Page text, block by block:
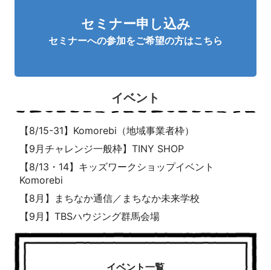
セミナー申し込み
セミナーへの参加をご希望の方はこちら
イベント
【8/15-31】Komorebi（地域事業者枠）
【9月チャレンジ一般枠】TINY SHOP
【8/13・14】キッズワークショップイベント
Komorebi
【8月】まちなか通信／まちなか未来学校
【9月】TBSハウジング群馬会場
イベント一覧